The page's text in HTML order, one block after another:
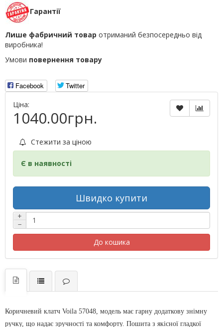
Гарантії
Лише фабричний товар отриманий безпосередньо від
виробника!
Умови повернення товару
Facebook
Twitter
Ціна:
1040.00грн.
Стежити за ціною
Є в наявності
Швидко купити
+
−
До кошика
Коричневий клатч Voila 57048, модель має гарну додаткову знімну
ручку, що надає зручності та комфорту. Пошита з якісної гладкої